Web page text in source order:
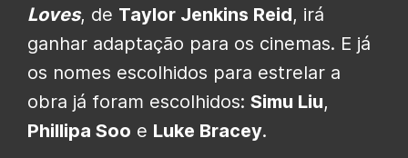
Loves, de Taylor Jenkins Reid, irá
ganhar adaptação para os cinemas. E já
os nomes escolhidos para estrelar a
obra já foram escolhidos: Simu Liu,
Phillipa Soo e Luke Bracey.